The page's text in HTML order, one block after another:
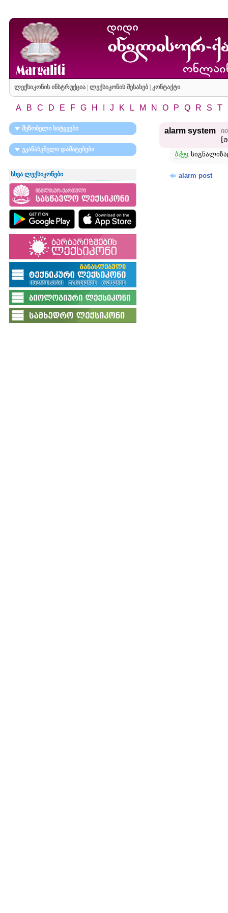
ლექსიკონის ინსტრუქცია| ლექსიკონის შესახებ| კონტაქტი
A B C D E F G H J K L M N O P Q R S T
მეზობელი სიტყვები
უკანასკნელი დამატებები
სხვა ლექსიკონები
alarm system
სპეც.
alarm post